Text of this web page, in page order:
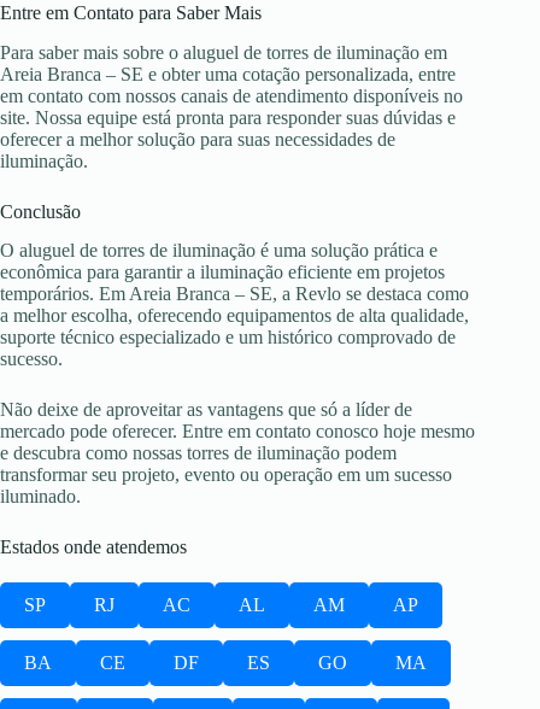
Entre em Contato para Saber Mais
Para saber mais sobre o aluguel de torres de iluminação em
Areia Branca – SE e obter uma cotação personalizada, entre
em contato com nossos canais de atendimento disponíveis no
site. Nossa equipe está pronta para responder suas dúvidas e
oferecer a melhor solução para suas necessidades de
iluminação.
Conclusão
O aluguel de torres de iluminação é uma solução prática e
econômica para garantir a iluminação eficiente em projetos
temporários. Em Areia Branca – SE, a Revlo se destaca como
a melhor escolha, oferecendo equipamentos de alta qualidade,
suporte técnico especializado e um histórico comprovado de
sucesso.
Não deixe de aproveitar as vantagens que só a líder de
mercado pode oferecer. Entre em contato conosco hoje mesmo
e descubra como nossas torres de iluminação podem
transformar seu projeto, evento ou operação em um sucesso
iluminado.
Estados onde atendemos
SP RJ AC AL AM AP
BA CE DF ES GO MA